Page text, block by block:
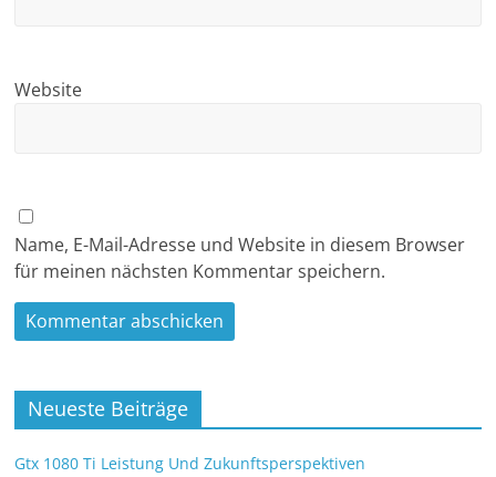
Website
Name, E-Mail-Adresse und Website in diesem Browser
für meinen nächsten Kommentar speichern.
Neueste Beiträge
Gtx 1080 Ti Leistung Und Zukunftsperspektiven